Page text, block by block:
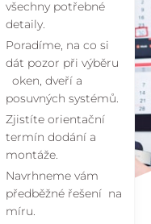
všechny potřebné
detaily.
Poradíme, na co si
dát pozor při výběru
oken, dveří a
posuvných systémů.
Zjistíte orientační
termín dodání a
montáže.
Navrhneme vám
předběžné řešení na
míru.